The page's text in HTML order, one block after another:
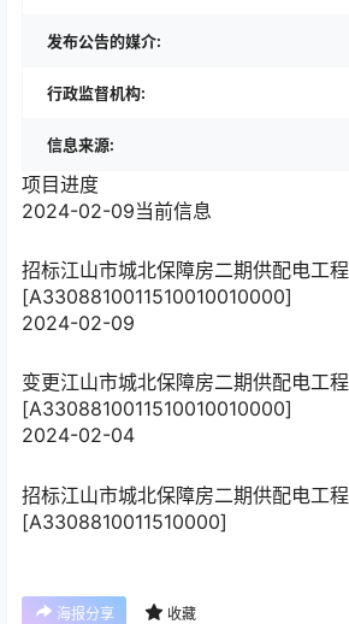
发布公告的媒介:
行政监督机构:
信息来源:
项目进度
2024-02-09当前信息
招标江山市城北保障房二期供配电工程
[A3308810011510010010000]
2024-02-09
变更江山市城北保障房二期供配电工程
[A3308810011510010010000]
2024-02-04
招标江山市城北保障房二期供配电工程
[A3308810011510000]
海报分享 收藏